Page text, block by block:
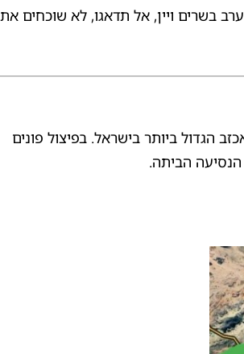
בשרים ויין, אל תדאגו, לא שוכחים את
הגדול ביותר בישראל. בפיצול פונים